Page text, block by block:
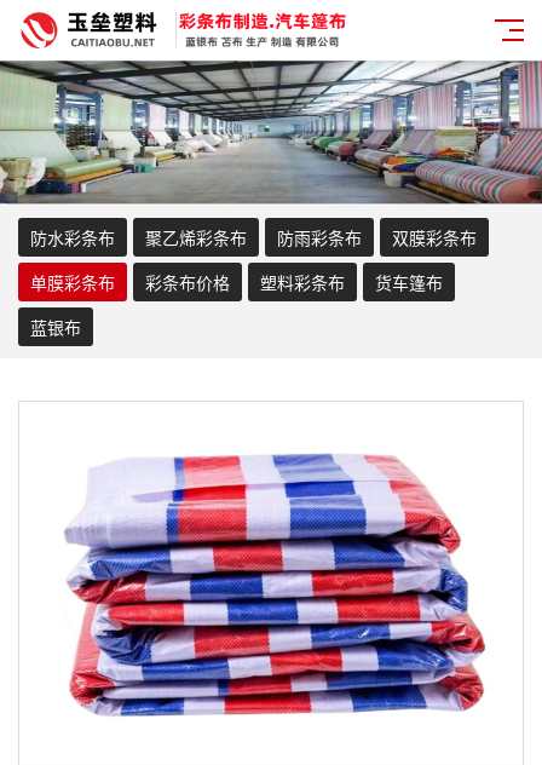
防水彩条布 聚乙烯彩条布 防雨彩条布
双膜彩条布
单膜彩条布
彩条布价格 塑料彩条布
货车篷布
蓝银布